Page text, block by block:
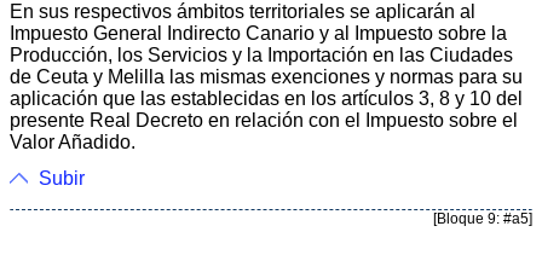
En sus respectivos ámbitos territoriales se aplicarán al
Impuesto General Indirecto Canario y al Impuesto sobre la
Producción, los Servicios y la Importación en las Ciudades
de Ceuta y Melilla las mismas exenciones y normas para su
aplicación que las establecidas en los artículos 3, 8 y 10 del
presente Real Decreto en relación con el Impuesto sobre el
Valor Añadido.
Subir
[Bloque 9: #a5]